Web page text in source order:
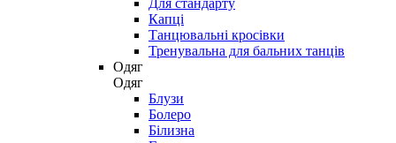
Для стандарту
Капці
Танцювальні кросівки
Тренувальна для бальних танців
Одяг
Одяг
Блузи
Болеро
Білизна